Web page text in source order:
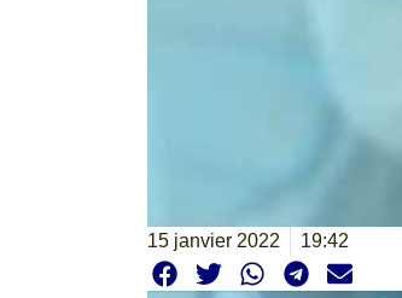
15 janvier 2022 19:42